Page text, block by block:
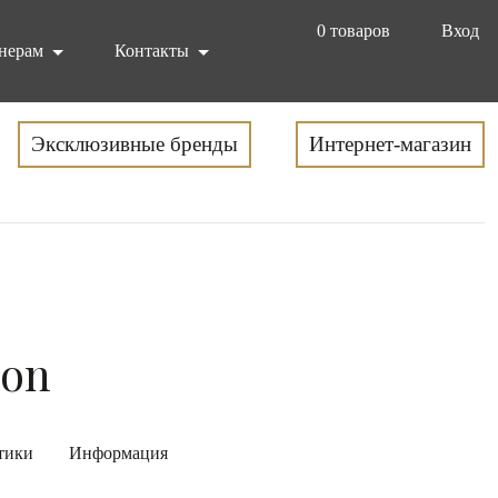
0 товаров
Вход
Контакты
Эксклюзивные бренды Интернет-магазин
Информация